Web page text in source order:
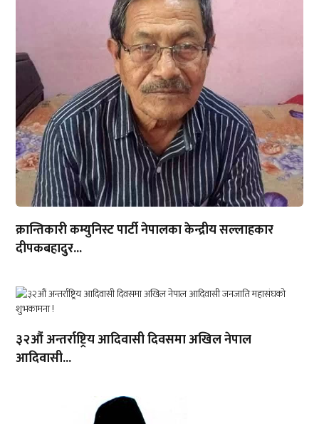
क्रान्तिकारी कम्युनिस्ट पार्टी नेपालका केन्द्रीय सल्लाहकार
दीपकबहादुर...
३२औं अन्तर्राष्ट्रिय आदिवासी दिवसमा अखिल नेपाल
आदिवासी...